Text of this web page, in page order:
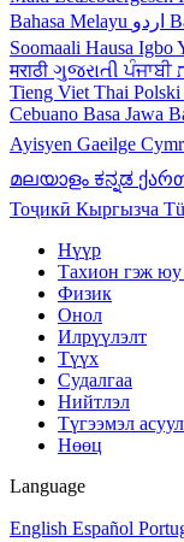
Bahasa Melayu
Soomaali Hausa Igbo
मराठी ગુજરાતીਪੰਜਾਬੀ
Tieng Viet Thai Polski
Cebuano Basa Jawa
Ayisyen Gaeilge
മലയാളം ಕನ್ನಡ
Тоҷикӣ Кыргызча
Нүүр
Тахион гэж юу
Физик
Онол
Илрүүлэлт
Түүх
Судалгаа
Нийтлэл
Түгээмэл
Нөөц
Language
English Español